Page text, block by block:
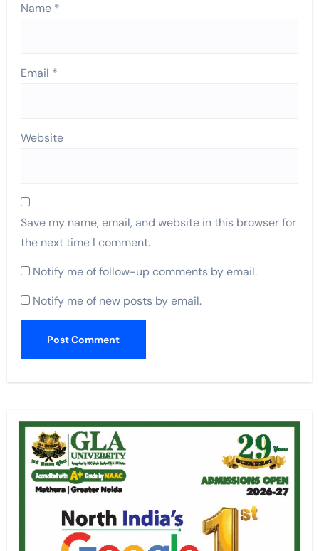
Name *
Email *
Website
Save my name, email, and website in this browser for
the next time I comment.
Notify me of follow-up comments by email.
Notify me of new posts by email.